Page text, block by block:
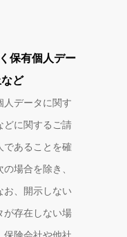
保有個人デー
ど
人データに関す
どに関するご請
であることを確
場合を除き、
お、開示しない
が存在しない場